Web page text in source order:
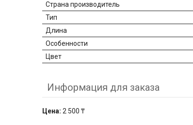
Страна производитель
Тип
Длина
Особенности
Цвет
Информация для заказа
Цена: 2 500 ₸